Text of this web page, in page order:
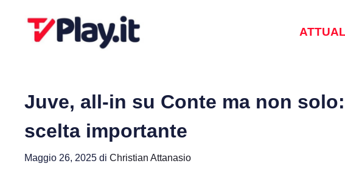
Juve, all-in su Conte ma non
scelta importante
Maggio 26, 2025 di Christian Attanasio